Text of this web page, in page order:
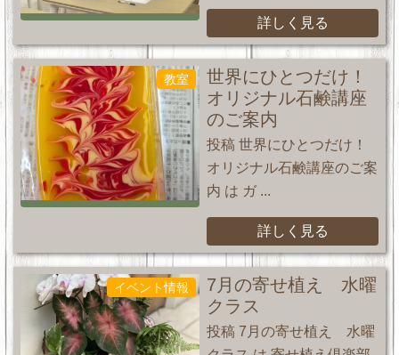
詳しく見る
教室
世界にひとつだけ！
オリジナル石鹸講座
のご案内
投稿 世界にひとつだけ！
オリジナル石鹸講座のご案
内 は ガ ...
詳しく見る
イベント情報
7月の寄せ植え 水曜
クラス
投稿 7月の寄せ植え 水曜